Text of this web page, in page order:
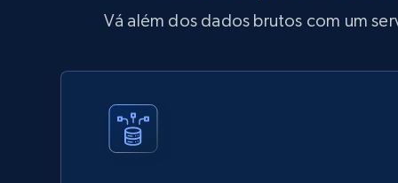
Vá além dos dados brutos com um